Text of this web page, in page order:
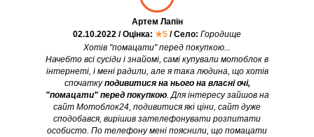
Хотів "помацати" перед покупкою...
Начебто всі сусіди і знайомі, самі купували мотоблок в
інтернеті, і мені радили, але я така людина, що хотів
спочаткуподивитися на нього на власні очі,
"помацати" перед покупкою. Для інтересу зайшов на
сайт Мотоблок24, подивитися які ціни, сайт дуже
сподобався, вирішив зателефонувати розпитати
особисто. По телефону мені пояснили, що помацати
Артем Лапін
02.10.2022 / Оцінка: ★5 / Село: Городище